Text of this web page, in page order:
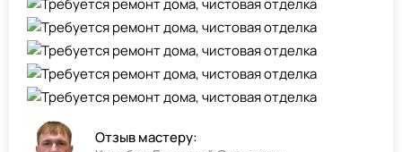
Отзыв мастеру: